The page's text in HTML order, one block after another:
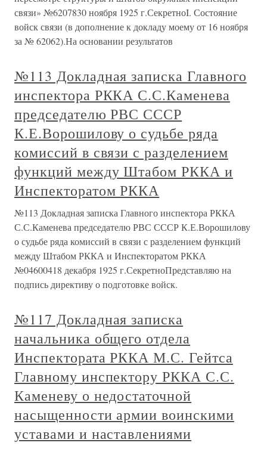
связи» №6207830 ноября 1925 г.СекретноI. Состояние
войск связи (в дополнение к докладу моему от 16 ноября
за № 62062).На основании результатов
№113 Докладная записка Главного
инспектора РККА С.С.Каменева
председателю РВС СССР
К.Е.Ворошилову о судьбе ряда
комиссий в связи с разделением
функций между Штабом РККА и
Инспекторатом РККА
№113 Докладная записка Главного инспектора РККА
С.С.Каменева председателю РВС СССР К.Е.Ворошилову
о судьбе ряда комиссий в связи с разделением функций
между Штабом РККА и Инспекторатом РККА
№04600418 декабря 1925 г.СекретноПредставляю на
подпись директиву о подготовке войск.
№117 Докладная записка
начальника общего отдела
Инспектората РККА М.С. Гейтса
Главному инспектору РККА С.С.
Каменеву о недостаточной
насыщенности армии воинскими
уставами и наставлениями